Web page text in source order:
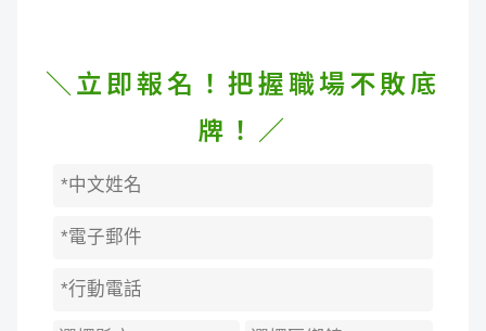
＼立即報名！把握職場不敗底
牌！／